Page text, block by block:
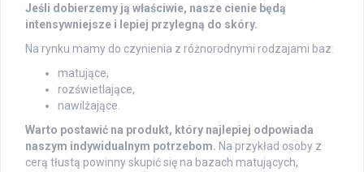
Jeśli dobierzemy ją właściwie, nasze cienie będą
intensywniejsze i lepiej przylegną do skóry.
Na rynku mamy do czynienia z różnorodnymi rodzajami baz:
matujące,
rozświetlające,
nawilżające.
Warto postawić na produkt, który najlepiej odpowiada
naszym indywidualnym potrzebom. Na przykład osoby z
cerą tłustą powinny skupić się na bazach matujących,